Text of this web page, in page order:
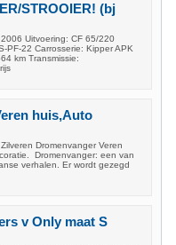
STROOIER! (bj
Uitvoering: CF 65/220
PF-22 Carrosserie: Kipper APK
km Transmissie:
huis,Auto
Dromenvanger Veren
Dromenvanger: een van
verhalen. Er wordt gezegd
v Only maat S